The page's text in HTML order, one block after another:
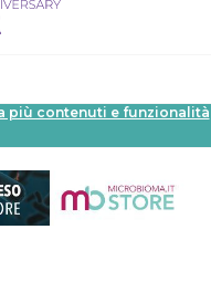
più contenuti e funzionalità